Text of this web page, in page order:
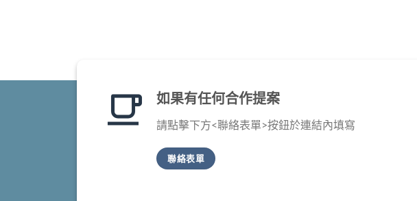
如果有任何合作提案
請點擊下方<聯絡表單>按鈕於連結內填寫
聯絡表單